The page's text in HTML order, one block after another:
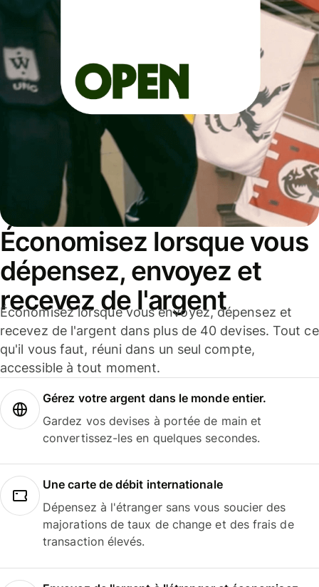
Économisez lorsque vous
dépensez, envoyez et
recevez de l'argent
Économisez lorsque vous envoyez, dépensez et
recevez de l'argent dans plus de 40 devises. Tout ce
qu'il vous faut, réuni dans un seul compte,
accessible à tout moment.
Gérez votre argent dans le monde entier.
Gardez vos devises à portée de main et
convertissez-les en quelques secondes.
Une carte de débit internationale
Dépensez à l'étranger sans vous soucier des
majorations de taux de change et des frais de
transaction élevés.